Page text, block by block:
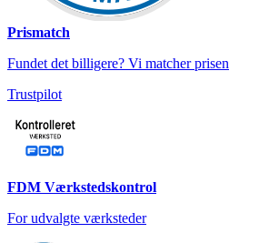
Prismatch
Fundet det billigere? Vi matcher prisen
Trustpilot
FDM Værkstedskontrol
For udvalgte værksteder